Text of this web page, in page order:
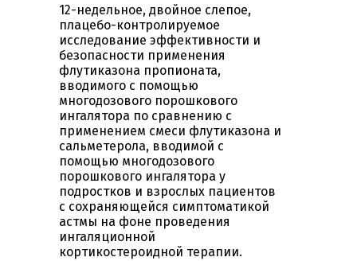
12-недельное, двойное слепое,
плацебо-контролируемое
исследование эффективности и
безопасности применения
флутиказона пропионата,
вводимого с помощью
многодозового порошкового
ингалятора по сравнению с
применением смеси флутиказона и
сальметерола, вводимой с
помощью многодозового
порошкового ингалятора у
подростков и взрослых пациентов
с сохраняющейся симптоматикой
астмы на фоне проведения
ингаляционной
кортикостероидной терапии.